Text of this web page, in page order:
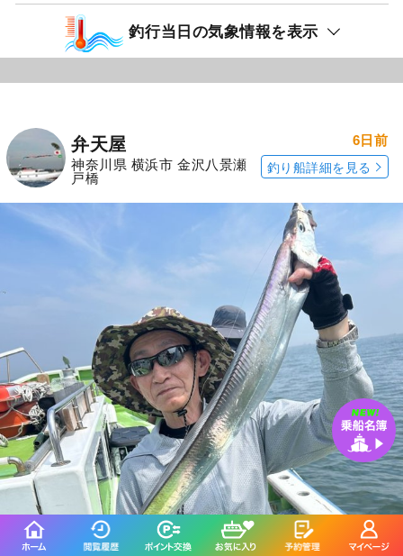
釣行当日の気象情報を表示
弁天屋
神奈川県 横浜市 金沢八景瀬
戸橋
6日前
釣り船詳細を見る